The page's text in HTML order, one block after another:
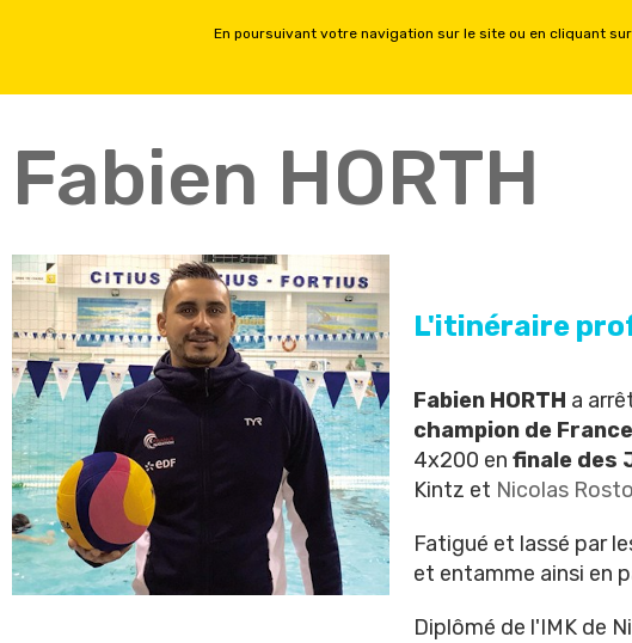
FORMATIONS PHYSIQUES
Fabien HORTH
L'itinéraire
Fabien HORTH a
champion de France
4x200 en finale des
Kintz et Nicolas
Fatigué et lassé par
et entamme ainsi en
Diplômé de l'IMK de